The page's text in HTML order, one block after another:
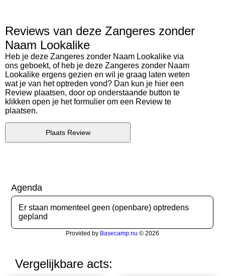
Reviews van deze Zangeres zonder
Naam Lookalike
Heb je deze Zangeres zonder Naam Lookalike via
ons geboekt, of heb je deze Zangeres zonder Naam
Lookalike ergens gezien en wil je graag laten weten
wat je van het optreden vond? Dan kun je hier een
Review plaatsen, door op onderstaande button te
klikken open je het formulier om een Review te
plaatsen.
Plaats Review
Agenda
Er staan momenteel geen (openbare) optredens
gepland
Provided by Basecamp.nu © 2026
Vergelijkbare acts: